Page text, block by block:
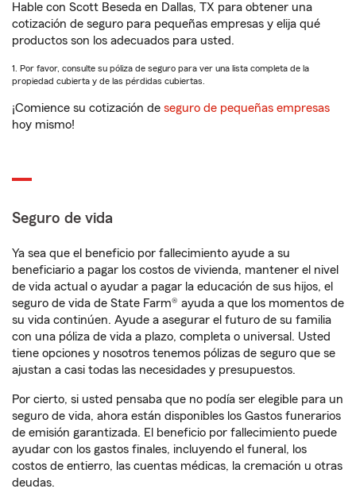
Hable con Scott Beseda en Dallas, TX para obtener una
cotización de seguro para pequeñas empresas y elija qué
productos son los adecuados para usted.
1. Por favor, consulte su póliza de seguro para ver una lista completa de la
propiedad cubierta y de las pérdidas cubiertas.
¡Comience su cotización de seguro de pequeñas empresas
hoy mismo!
Seguro de vida
Ya sea que el beneficio por fallecimiento ayude a su
beneficiario a pagar los costos de vivienda, mantener el nivel
de vida actual o ayudar a pagar la educación de sus hijos, el
seguro de vida de State Farm® ayuda a que los momentos de
su vida continúen. Ayude a asegurar el futuro de su familia
con una póliza de vida a plazo, completa o universal. Usted
tiene opciones y nosotros tenemos pólizas de seguro que se
ajustan a casi todas las necesidades y presupuestos.
Por cierto, si usted pensaba que no podía ser elegible para un
seguro de vida, ahora están disponibles los Gastos funerarios
de emisión garantizada. El beneficio por fallecimiento puede
ayudar con los gastos finales, incluyendo el funeral, los
costos de entierro, las cuentas médicas, la cremación u otras
deudas.